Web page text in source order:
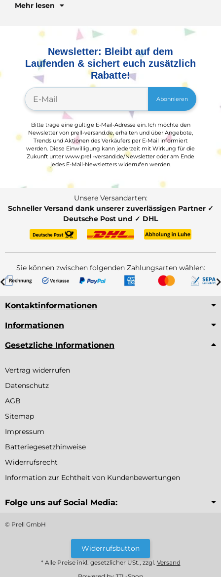
Mehr lesen
Newsletter: Bleibt auf dem
Laufenden & sichert euch zusätzlich
Rabatte!
Abonnieren
Bitte trage eine gültige E-Mail-Adresse ein. Ich möchte den
Newsletter von prell-versand.de, erhalten und über Angebote,
Trends und Aktionen des Verkäufers per E-Mail informiert
werden. Diese Einwilligung kann jederzeit mit Wirkung für die
Zukunft unter www.prell-versand.de/Newsletter oder am Ende
jedes E-Mail-Newsletters widerrufen werden.
Unsere Versandarten:
Schneller Versand dank unserer zuverlässigen Partner ✓
Deutsche Post und ✓ DHL
Sie können zwischen folgenden Zahlungsarten wählen:
Kontaktinformationen
Informationen
Gesetzliche Informationen
Vertrag widerrufen
Datenschutz
AGB
Sitemap
Impressum
Batteriegesetzhinweise
Widerrufsrecht
Information zur Echtheit von Kundenbewertungen
Folge uns auf Social Media:
© Prell GmbH
Widerrufsbutton
* Alle Preise inkl. gesetzlicher USt., zzgl. Versand